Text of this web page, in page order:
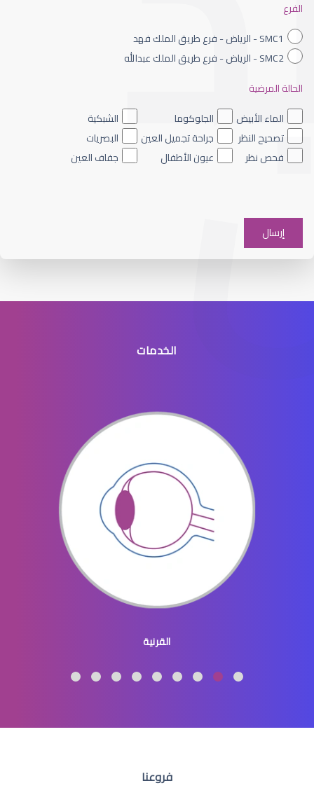
أفضل جراحي تصحيح النظر
نصائح قبل وبعد الليزك
الفحوصات اللازمة قبل الليزك
متى تكون عملية العيون ضرورية
الفرع
SMC1 - الرياض - فرع طريق الملك فهد
SMC2 - الرياض - فرع طريق الملك عبدالله
الحالة المرضية
الماء الأبيض
الجلوكوما
الشبكية
تصحيح النظر
جراحة تجميل العين
البصريات
فحص نظر
عيون الأطفال جفاف العين
الخدمات
القرنية
فروعنا